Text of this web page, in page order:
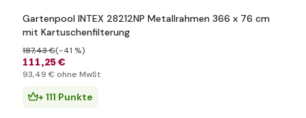
Gartenpool INTEX 28212NP Metallrahmen 366 x 76 cm
mit Kartuschenfilterung
111,25 €
187,43 €(-41 %)
93,49 € ohne MwSt
+ 111 Punkte